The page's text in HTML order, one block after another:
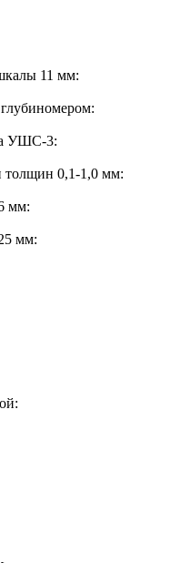
11 мм:
УШС-3:
0,1-1,0 мм:
мм:
мм: